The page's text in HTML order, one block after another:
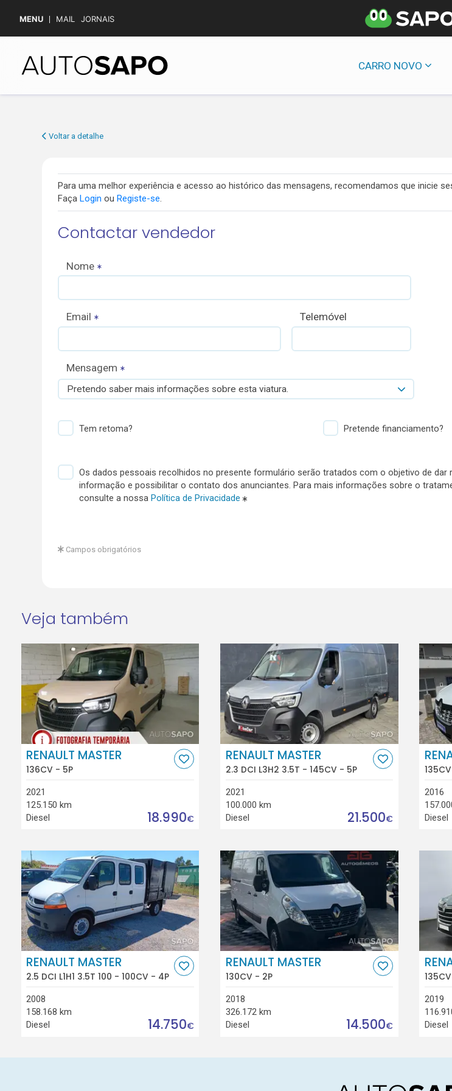
MENU MAIL JORNAIS
CARRO NOVO
Voltar a detalhe
Para uma melhor experiência e acesso ao histórico das mensagens, recomendamos que inicie
Faça Login ou Registe-se.
Contactar vendedor
Nome
Email Telemóvel
Mensagem
Pretendo saber mais informações sobre esta viatura.
Tem retoma? Pretende financiamento?
Os dados pessoais recolhidos no presente formulário serão tratados com o objetivo de dar
informação e possibilitar o contato dos anunciantes. Para mais informações sobre o
consulte a nossa Política de Privacidade
Campos obrigatórios
Veja também
RENAULT MASTER
136CV - 5P
2021
125.150 km
Diesel
18.990€
RENAULT MASTER
2.3 DCI L3H2 3.5T - 145CV - 5P
2021
100.000 km
Diesel
21.500€
2016
Diesel
RENAULT MASTER
2.5 DCI L1H1 3.5T 100 - 100CV - 4P
2008
158.168 km
Diesel
14.750€
RENAULT MASTER
130CV - 2P
2018
326.172 km
Diesel
14.500€
2019
Diesel